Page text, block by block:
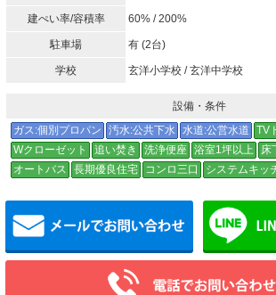
建ぺい率/容積率 60% / 200%
駐車場 有 (2台)
学校 玄洋小学校 / 玄洋中学校
設備・条件
ガス:個別プロパン
汚水:公共下水 水道:公営水道
TV
Wクローゼット
追い焚き 洗浄便座 浴室1坪以上 床
オートバス
長期優良住宅 コンロ三口 システムキッ
メールでお問い